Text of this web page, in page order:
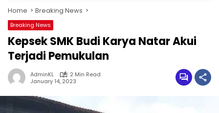
Home Breaking News
Breaking News
Kepsek SMK Budi Karya Natar Akui
Terjadi Pemukulan
AdminKL
2 Min Read
January 14, 2023